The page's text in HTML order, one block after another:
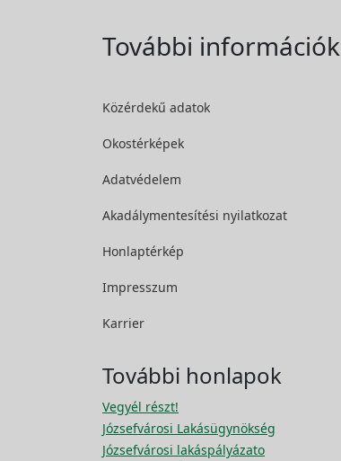
További információk
Közérdekű adatok
Okostérképek
Adatvédelem
Akadálymentesítési nyilatkozat
Honlaptérkép
Impresszum
Karrier
További honlapok
Vegyél részt!
Józsefvárosi Lakásügynökség
Józsefvárosi lakáspályázato